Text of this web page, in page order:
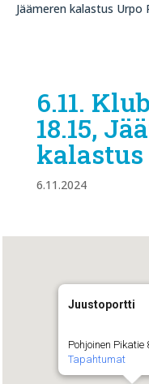
Jäämeren kalastus Urpo
6.11.
18.15,
kalastus
6.11.2024
Juustoportti
Pohjoinen
Tapahtumat